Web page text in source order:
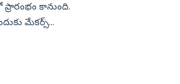
ప్రారంభం కానుంది.
మేకర్స్...